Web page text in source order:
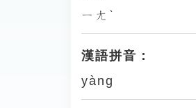
ㄧㄤˋ
漢語拼音：
yàng